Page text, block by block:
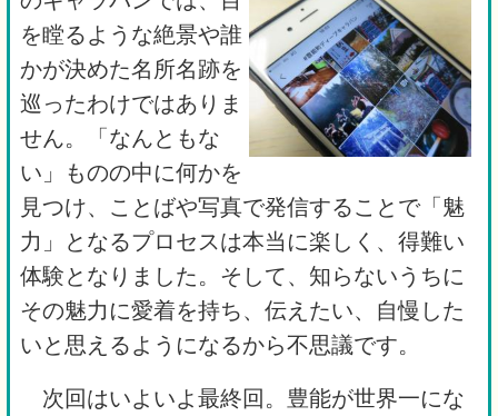
を瞠るような絶景や誰
かが決めた名所名跡を
巡ったわけではありま
せん。「なんともな
い」ものの中に何かを
見つけ、ことばや写真で発信することで「魅
力」となるプロセスは本当に楽しく、得難い
体験となりました。そして、知らないうちに
その魅力に愛着を持ち、伝えたい、自慢した
いと思えるようになるから不思議です。
次回はいよいよ最終回。豊能が世界一にな